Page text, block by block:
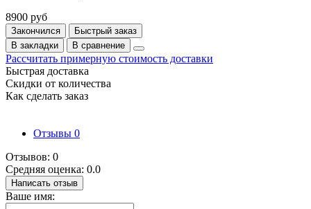
8900 руб
Закончился
Быстрый заказ
В закладки
В сравнение
Рассчитать примерную стоимость доставки
Быстрая доставка
Скидки от количества
Как сделать заказ
Отзывы 0
Отзывов: 0
Средняя оценка: 0.0
Написать отзыв
Ваше имя: